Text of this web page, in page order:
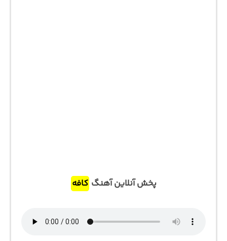
پخش آنلاین آهنگ کافه